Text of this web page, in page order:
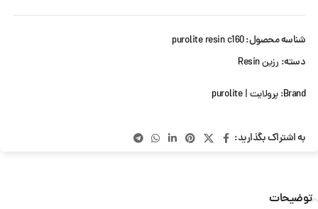
شناسه محصول:purolite resin c160
دسته: رزین Resin
Brand: پرولایت | purolite
به اشتراک بگذارید:
توضیحات